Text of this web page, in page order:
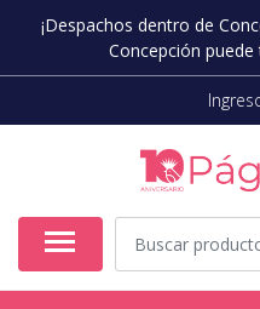
¡Despachos dentro de
Concepción